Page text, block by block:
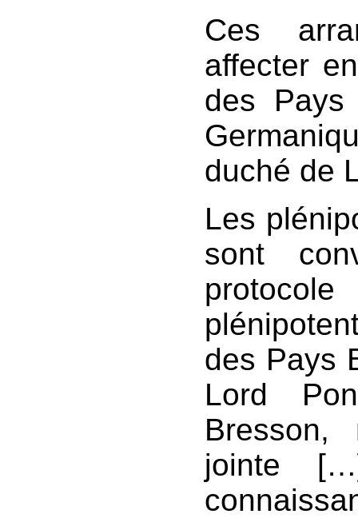
Ces
affecter
des Pays
duché de
Les
sont
des Pays
Lord
jointe